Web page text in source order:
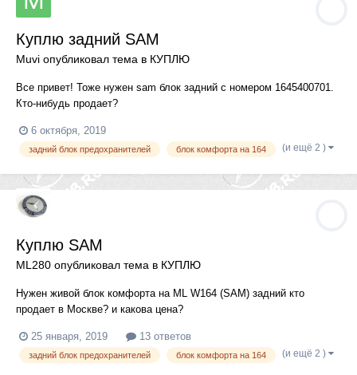
Куплю задний SAM
Muvi опубликовал тема в КУПЛЮ
Все привет! Тоже нужен sam блок задний с номером 1645400701.
Кто-нибудь продает?
6 октября, 2019
задний блок предохранителей блок комфорта на 164 (и ещё 2 )
Куплю SAM
ML280 опубликовал тема в КУПЛЮ
Нужен живой блок комфорта на ML W164 (SAM) задний кто
продает в Москве? и какова цена?
25 января, 2019 13 ответов
задний блок предохранителей блок комфорта на 164 (и ещё 2 )